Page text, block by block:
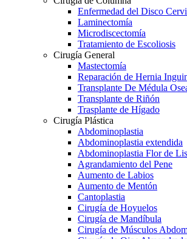
Enfermedad del Disco
Laminectomía
Microdiscectomía
Tratamiento de Escoliosis
Cirugía General
Mastectomía
Reparación de Hernia
Transplante De Médula
Transplante de Riñón
Trasplante de Hígado
Cirugía Plástica
Abdominoplastia
Abdominoplastia extendida
Abdominoplastia Flor de Lis
Agrandamiento del Pene
Aumento de Labios
Aumento de Mentón
Cantoplastia
Cirugía de Hoyuelos
Cirugía de Mandíbula
Cirugía de Músculos